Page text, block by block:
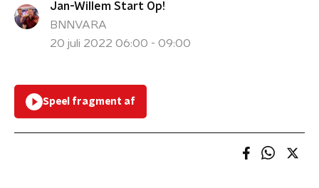
Jan-Willem Start Op!
BNNVARA
20 juli 2022 06:00 - 09:00
Speel fragment af